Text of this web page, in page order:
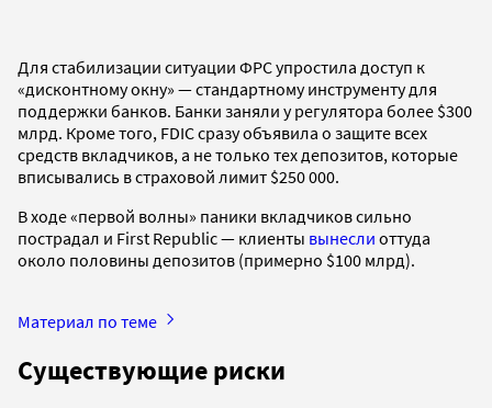
Для стабилизации ситуации ФРС упростила доступ к
«дисконтному окну» — стандартному инструменту для
поддержки банков. Банки заняли у регулятора более $300
млрд. Кроме того, FDIC сразу объявила о защите всех
средств вкладчиков, а не только тех депозитов, которые
вписывались в страховой лимит $250 000.
В ходе «первой волны» паники вкладчиков сильно
пострадал и First Republic — клиенты вынесли оттуда
около половины депозитов (примерно $100 млрд).
Материал по теме
Существующие риски